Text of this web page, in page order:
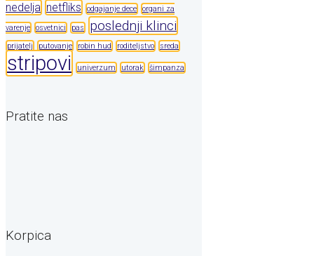
nedelja netfliks odgajanje dece organi za
varenje osvetnici pas poslednji klinci
prijatelj putovanje robin hud roditeljstvo sreda
stripovi univerzum utorak šimpanza
Pratite nas
Korpica